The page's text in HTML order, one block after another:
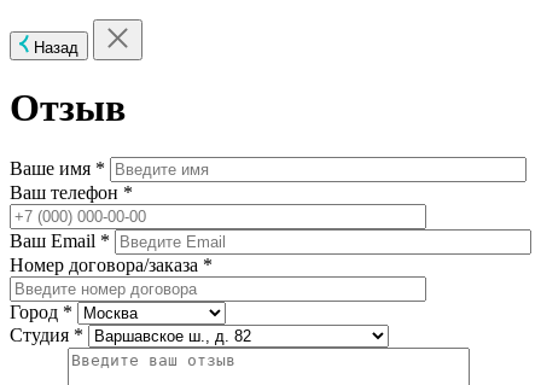
Назад
Отзыв
Ваше имя *
Ваш телефон *
Ваш Email *
Номер договора/заказа *
Город *
Студия *